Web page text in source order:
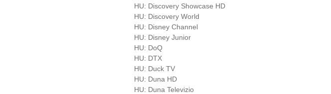
HU: Discovery Showcase HD
HU: Discovery World
HU: Disney Channel
HU: Disney Junior
HU: DoQ
HU: DTX
HU: Duck TV
HU: Duna HD
HU: Duna Televizio